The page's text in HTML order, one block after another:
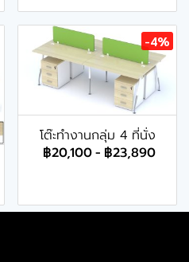
-4%
โต๊ะทำงานกลุ่ม 4 ที่นั่ง
฿20,100- ฿23,890